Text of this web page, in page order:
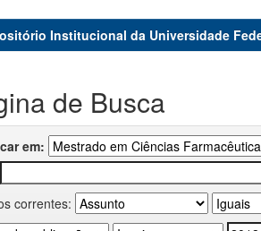
Institucional da Universidade
de Busca
em:
correntes: